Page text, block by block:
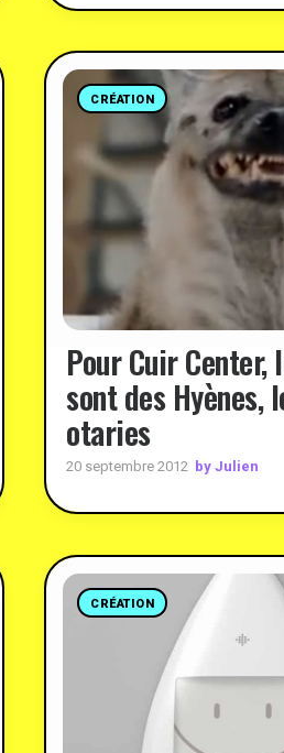
CRÉATION
Pour Cuir Center,
sont des Hyènes,
otaries
20 septembre 2012 by Julien
CRÉATION